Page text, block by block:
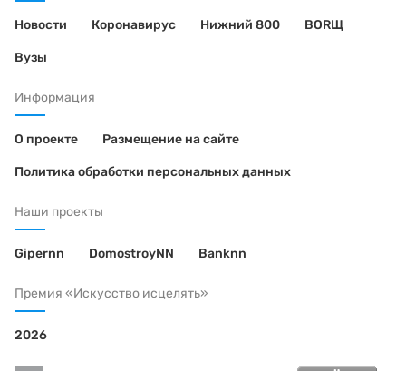
Новости Коронавирус Нижний 800 BORЩ
Вузы
Информация
О проекте Размещение на сайте
Политика обработки персональных данных
Наши проекты
Gipernn DomostroyNN Banknn
Премия «Искусство исцелять»
2026